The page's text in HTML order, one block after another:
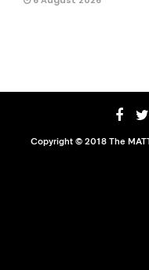
Copyright © 2018 The